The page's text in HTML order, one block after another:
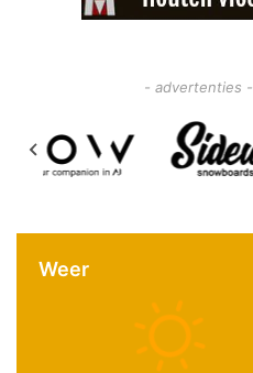
- advertenties -
Weer